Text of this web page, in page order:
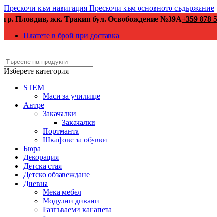
Прескочи към навигация Прескочи към основното съдържание
гр. Пловдив, жк. Тракия бул. Освобождение №39А+359 878
Платете в брой при доставка
Изберете категория
STEM
Маси за училище
Антре
Закачалки
Закачалки
Портманта
Шкафове за обувки
Бюра
Декорация
Детска стая
Детско обзавеждане
Дневна
Мека мебел
Модулни дивани
Разгъваеми канапета